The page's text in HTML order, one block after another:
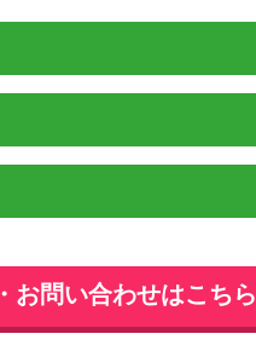
お問い合わせはこちら